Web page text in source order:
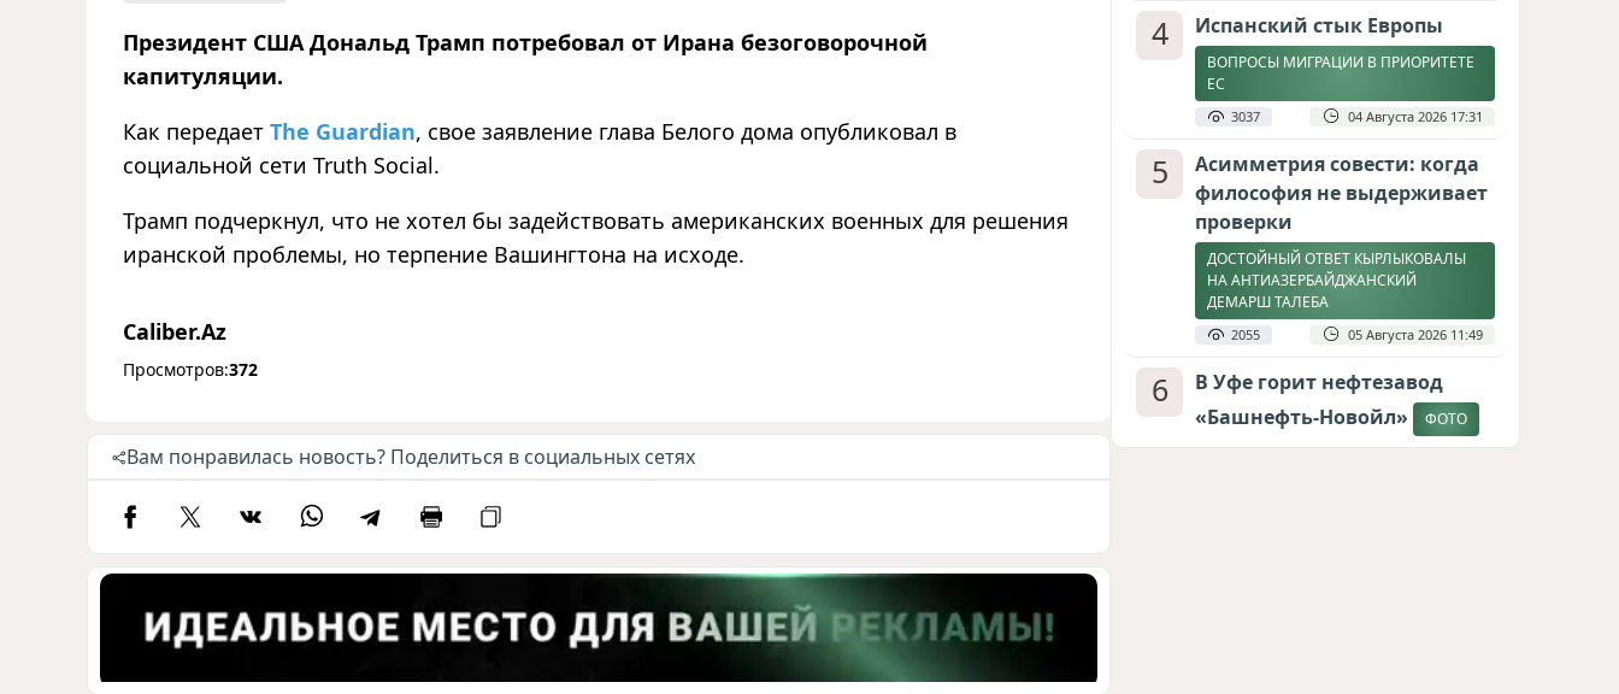
Президент США Дональд Трамп потребовал от Ирана безоговорочной
капитуляции.
Как передает The Guardian, свое заявление глава Белого дома опубликовал в
социальной сети Truth Social.
Трамп подчеркнул, что не хотел бы задействовать американских военных для решения
иранской проблемы, но терпение Вашингтона на исходе.
Caliber.Az
Просмотров:372
Вам понравилась новость? Поделиться в социальных сетях
4 Испанский стык Европы
ВОПРОСЫ МИГРАЦИИ В ПРИОРИТЕТЕ
ЕС
3037 04 Августа 2026 17:31
5
Асимметрия совести: когда
философия не выдерживает
проверки
ДОСТОЙНЫЙ ОТВЕТ КЫРЛЫКОВАЛЫ
НА АНТИАЗЕРБАЙДЖАНСКИЙ
ДЕМАРШ ТАЛЕБА
2055 05 Августа 2026 11:49
6
В Уфе горит нефтезавод
«Башнефть-Новойл»
ФОТО